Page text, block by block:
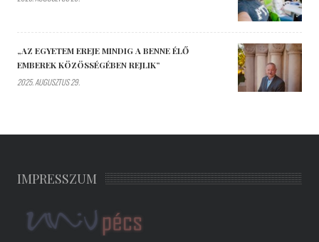
„AZ EGYETEM EREJE MINDIG A BENNE ÉLŐ
EMBEREK KÖZÖSSÉGÉBEN REJLIK”
2025. AUGUSZTUS 29.
IMPRESSZUM